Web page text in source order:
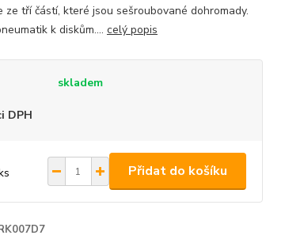
ze tří částí, které jsou sešroubované dohromady.
k diskům.... celý popis
skladem
DPH
Přidat do košíku